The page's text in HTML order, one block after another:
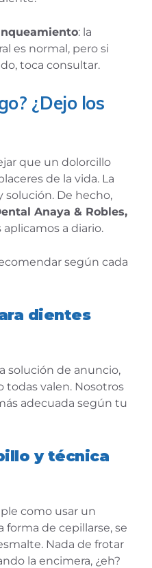
: la
es normal, pero si
toca consultar.
¿Dejo los
que un dolorcillo
de la vida. La
solución. De hecho,
Anaya & Robles,
aplicamos a diario.
según cada
dientes
solución de anuncio,
todas valen. Nosotros
adecuada según tu
y técnica
como usar un
forma de cepillarse, se
Nada de frotar
la encimera, ¿eh?